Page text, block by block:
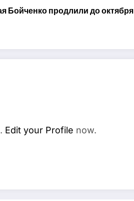
Бойченко продлили до октября
Edit your Profile now.